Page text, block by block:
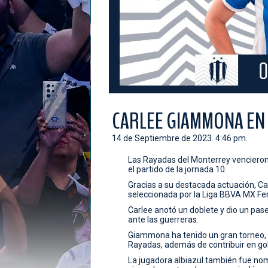
CARLEE GIAMMONA
14 de Septiembre de 2023. 4:46 pm.
Las Rayadas del Monterrey
el partido de la jornada 10.
Gracias a su destacada actuación,
seleccionada por la Liga BBVA MX
Carlee anotó un doblete y dio un
ante las guerreras.
Giammona ha tenido un gran
Rayadas, además de contribuir en
La jugadora albiazul también fue